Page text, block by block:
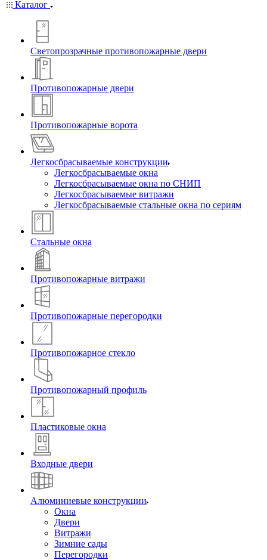
Каталог
Светопрозрачные противопожарные двери
Противопожарные двери
Противопожарные ворота
Легкосбрасываемые конструкции
Легкосбрасываемые окна
Легкосбрасываемые окна по СНИП
Легкосбрасываемые витражи
Легкосбрасываемые стальные окна по сериям
Стальные окна
Противопожарные витражи
Противопожарные перегородки
Противопожарное стекло
Противопожарный профиль
Пластиковые окна
Входные двери
Алюминиевые конструкции
Окна
Двери
Витражи
Зимние сады
Перегородки